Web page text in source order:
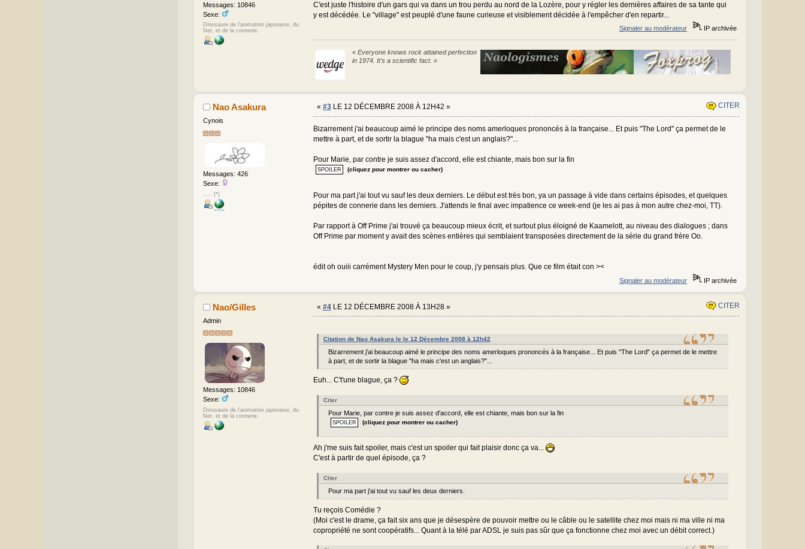
Messages: 10846
Sexe:
Dinosaure de l'animation japonaise, du
Net, et de la connerie.
C'est juste l'histoire d'un gars qui va dans un trou perdu au nord de la Lozère, pour y régler les dernières affaires de sa tante qui
y est décédée. Le "village" est peuplé d'une faune curieuse et visiblement décidée à l'empêcher d'en repartir...
Signaler au modérateur IP archivée
« Everyone knows rock attained perfection
in 1974. It's a scientific fact. »
Nao Asakura
Cynois
Messages: 426
Sexe:
..... {*}
« #3LE 12 DÉCEMBRE 2008 À 12H42 » CITER
Bizarrement j'ai beaucoup aimé le principe des noms amerloques prononcés à la française... Et puis "The Lord" ça permet de le
mettre à part, et de sortir la blague "ha mais c'est un anglais?"...
Pour Marie, par contre je suis assez d'accord, elle est chiante, mais bon sur la fin
(cliquez pour montrer ou cacher)
Pour ma part j'ai tout vu sauf les deux derniers. Le début est très bon, ya un passage à vide dans certains épisodes, et quelques
pépites de connerie dans les derniers. J'attends le final avec impatience ce week-end (je les ai pas à mon autre chez-moi, TT).
Par rapport à Off Prime j'ai trouvé ça beaucoup mieux écrit, et surtout plus éloigné de Kaamelott, au niveau des dialogues ; dans
Off Prime par moment y avait des scènes entières qui semblaient transposées directement de la série du grand frère Oo.
édit oh ouiii carrément Mystery Men pour le coup, j'y pensais plus. Que ce film était con ><
Signaler au modérateur IP archivée
Nao/Gilles
Admin
Messages: 10846
Sexe:
Dinosaure de l'animation japonaise, du
Net, et de la connerie.
« #4LE 12 DÉCEMBRE 2008 À 13H28 » CITER
Citation de Nao Asakura le le 12 Décembre 2008 à 12h42
Bizarrement j'ai beaucoup aimé le principe des noms amerloques prononcés à la française... Et puis "The Lord" ça permet de le mettre
à part, et de sortir la blague "ha mais c'est un anglais?"...
Euh... C't'une blague, ça ?
Citer
Pour Marie, par contre je suis assez d'accord, elle est chiante, mais bon sur la fin
(cliquez pour montrer ou cacher)
Ah j'me suis fait spoiler, mais c'est un spoiler qui fait plaisir donc ça va...
C'est à partir de quel épisode, ça ?
Citer
Pour ma part j'ai tout vu sauf les deux derniers.
Tu reçois Comédie ?
(Moi c'est le drame, ça fait six ans que je désespère de pouvoir mettre ou le câble ou le satellite chez moi mais ni ma ville ni ma
copropriété ne sont coopératifs... Quant à la télé par ADSL je suis pas sûr que ça fonctionne chez moi avec un débit correct.)